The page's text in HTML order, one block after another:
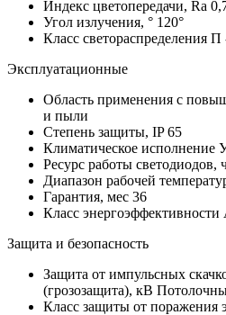
Индекс цветопередачи, Ra
Угол излучения, ° 120°
Класс светораспределения П
Эксплуатационные
Область применения с
и пыли
Степень защиты, IP65
Климатическое исполнение
Ресурс работы светодиодов,
Диапазон рабочей
Гарантия, мес 36
Класс энергоэффективности
Защита и безопасность
Защита от импульсных
(грозозащита), кВ
Класс защиты от поражения